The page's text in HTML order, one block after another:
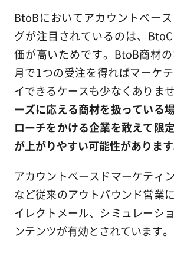
BtoBにおいてアカウントベー
グが注目されているのは、
価が高いためです。BtoB商材
月で1つの受注を得ればマーケ
イできるケースも少なくありませ
ーズに応える商材を扱っている
ローチをかける企業を敢えて限
が上がりやすい可能性があります
アカウントベースドマーケティ
など従来のアウトバウンド営業
イレクトメール、シミュレーシ
ンテンツが有効とされています。